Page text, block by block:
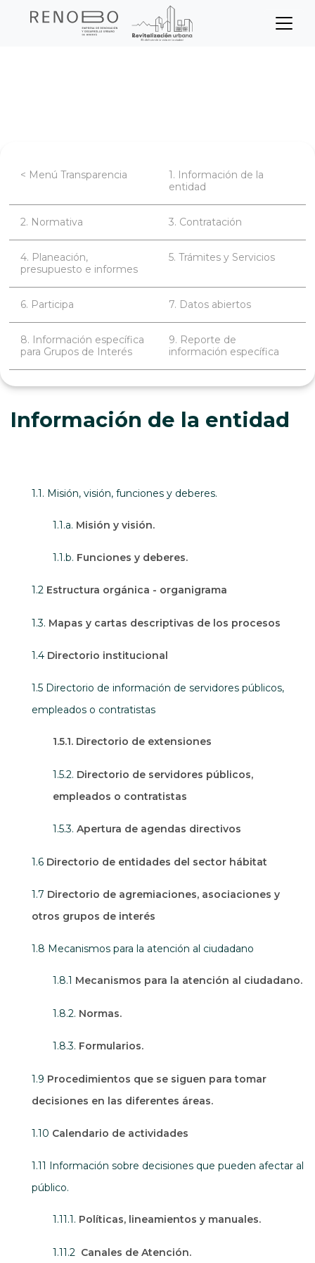
Sitio Web Empresa de
Transparencia
< Menú Transparencia
1. Información de la
entidad
2. Normativa 3. Contratación
4. Planeación,
presupuesto e informes
5. Trámites y Servicios
6. Participa 7. Datos abiertos
8. Información específica
para Grupos de Interés
9. Reporte de
información específica
Información de la entidad
1.1. Misión, visión, funciones y deberes.
1.1.a. Misión y visión.
1.1.b. Funciones y deberes.
1.2 Estructura orgánica - organigrama
1.3. Mapas y cartas descriptivas de los procesos
1.4 Directorio institucional
1.5 Directorio de información de servidores públicos,
empleados o contratistas
1.5.1. Directorio de extensiones
1.5.2. Directorio de servidores públicos,
empleados o contratistas
1.5.3. Apertura de agendas directivos
1.6 Directorio de entidades del sector hábitat
1.7 Directorio de agremiaciones, asociaciones y
otros grupos de interés
1.8 Mecanismos para la atención al ciudadano
1.8.1 Mecanismos para la atención al ciudadano.
1.8.2. Normas.
1.8.3. Formularios.
1.9 Procedimientos que se siguen para tomar
decisiones en las diferentes áreas.
1.10 Calendario de actividades
1.11 Información sobre decisiones que pueden afectar al
público.
1.11.1. Políticas, lineamientos y manuales.
1.11.2 Canales de Atención.